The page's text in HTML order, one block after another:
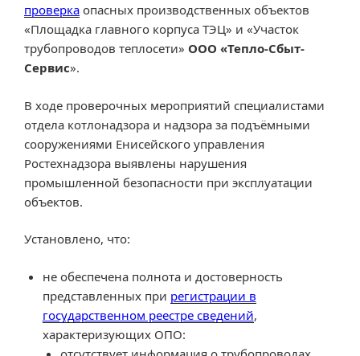
проверка опасных производственных объектов
«Площадка главного корпуса ТЭЦ» и «Участок
трубопроводов теплосети» ООО «Тепло-Сбыт-
Сервис».
В ходе проверочных мероприятий специалистами
отдела котлонадзора и надзора за подъёмными
сооружениями Енисейского управления
Ростехнадзора выявлены нарушения
промышленной безопасности при эксплуатации
объектов.
Установлено, что:
не обеспечена полнота и достоверность
представленных при регистрации в
государственном реестре сведений,
характеризующих ОПО: